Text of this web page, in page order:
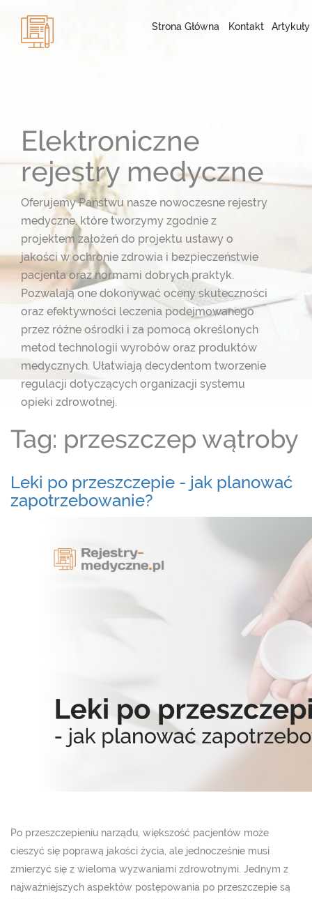
Strona Główna Kontakt Artykuły
Elektroniczne
rejestry medyczne
Oferujemy Państwu nasze nowoczesne rejestry
medyczne, które tworzymy zgodnie z
projektem założeń do projektu ustawy o
jakości w ochronie zdrowia i bezpieczeństwie
pacjenta oraz normami dobrych praktyk.
Pozwalają one dokonywać oceny skuteczności
oraz efektywności leczenia podejmowanego
przez różne ośrodki i za pomocą określonych
metod technologii wyrobów oraz produktów
medycznych. Ułatwiają decydentom tworzenie
regulacji dotyczących organizacji systemu
opieki zdrowotnej.
Tag: przeszczep wątroby
Leki po przeszczepie - jak planować
zapotrzebowanie?
Po przeszczepieniu narządu, większość pacjentów może
cieszyć się poprawą jakości życia, ale jednocześnie musi
zmierzyć się z wieloma wyzwaniami zdrowotnymi. Jednym z
najważniejszych aspektów postępowania po przeszczepie są